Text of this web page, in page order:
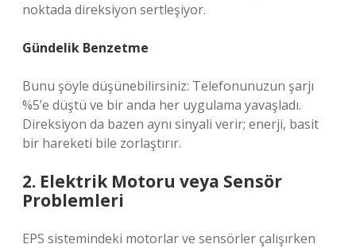
noktada direksiyon sertleşiyor.
Gündelik Benzetme
Bunu şöyle düşünebilirsiniz: Telefonunuzun şarjı
%5’e düştü ve bir anda her uygulama yavaşladı.
Direksiyon da bazen aynı sinyali verir; enerji, basit
bir hareketi bile zorlaştırır.
2. Elektrik Motoru veya Sensör
Problemleri
EPS sistemindeki motorlar ve sensörler çalışırken